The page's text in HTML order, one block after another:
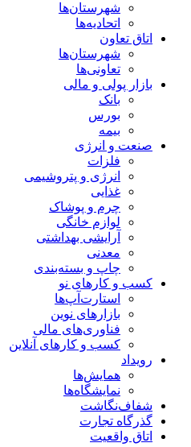
شهرستان‌ها
اتحادیه‌ها
اتاق تعاون
شهرستان‌ها
تعاونی‌ها
بازار پولی و مالی
بانک
بورس
بیمه
صنعت و انرژی
فلزات
انرژی و پتروشیمی
غذایی
چرم و پوشاک
لوازم خانگی
آرایشی بهداشتی
معدنی
چاپ و بسته‌بندی
کسب و کارهای نو
استارت‌آپ‌ها
بازارهای نوین
فناوری‌های مالی
کسب و کارهای آنلاین
رویداد
همایش‌ها
نمایشگاه‌ها
شفاف‌نگاشت
گذرگاه تجارت
اتاق واقعیت